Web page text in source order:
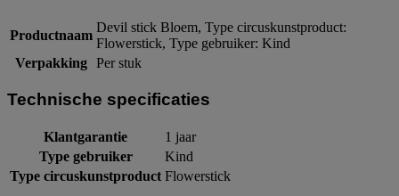
Productnaam
Devil stick Bloem, Type circuskunstproduct:
Flowerstick, Type gebruiker: Kind
Verpakking Per stuk
Technische specificaties
Klantgarantie
1 jaar
Type gebruiker
Kind
Type circuskunstproduct Flowerstick